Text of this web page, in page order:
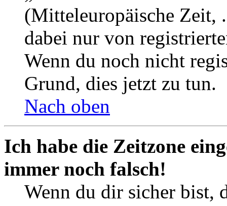
(Mitteleuropäische Zeit,
dabei nur von
Wenn du noch nicht
Grund, dies jetzt zu tun.
Nach oben
Ich habe die Zeitzone
immer noch falsch!
Wenn du dir sicher bist,